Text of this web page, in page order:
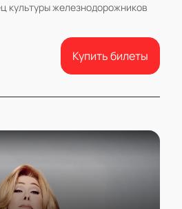
культуры железнодорожников
Купить билеты